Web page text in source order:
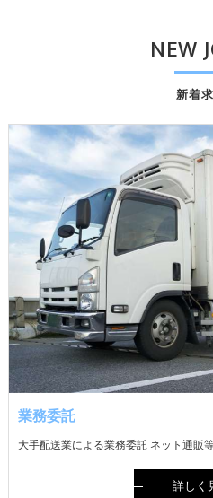
新着
NEW
業務委託
大手配送業による業務委託 ネット通販
詳しく